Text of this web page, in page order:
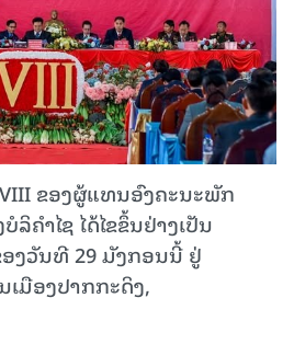
ຂອງຜູ້ແທນອົງຄະນະພັກ
ລິຄໍາໄຊ ໄດ້ໄຂຂຶ້ນຢ່າງເປັນ
ງວັນທີ 29 ມັງກອນນີ້ ຢູ່
ມືອງປາກກະດິງ,